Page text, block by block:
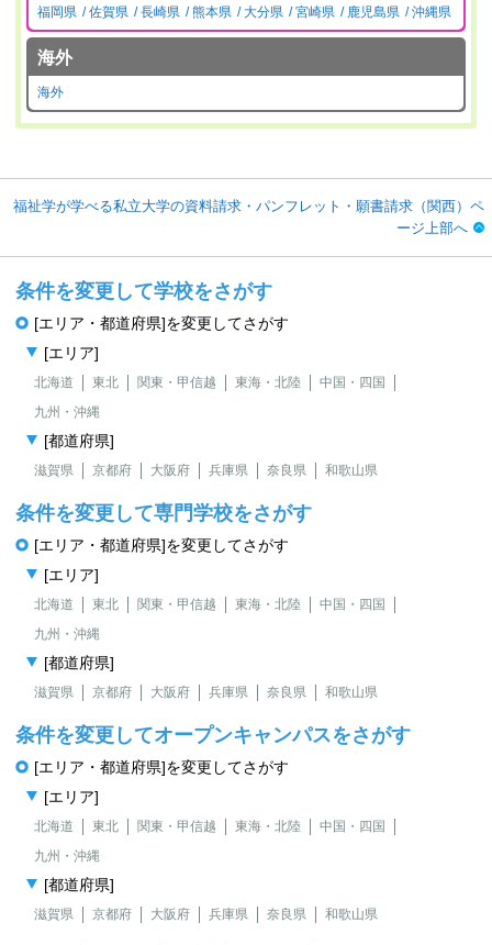
福岡県 佐賀県 長崎県 熊本県 大分県 宮崎県 鹿児島県 沖縄県
海外
海外
福祉学が学べる私立大学の資料請求・パンフレット・願書請求（関西）ペ
ージ上部へ
条件を変更して学校をさがす
[エリア・都道府県]を変更してさがす
[エリア]
北海道 東北 関東・甲信越 東海・北陸
中国・四国
九州・沖縄
[都道府県]
滋賀県 京都府 大阪府 兵庫県 奈良県 和歌山県
条件を変更して専門学校をさがす
[エリア・都道府県]を変更してさがす
[エリア]
北海道 東北 関東・甲信越 東海・北陸
中国・四国
九州・沖縄
[都道府県]
滋賀県 京都府 大阪府 兵庫県 奈良県 和歌山県
条件を変更してオープンキャンパスをさがす
[エリア・都道府県]を変更してさがす
[エリア]
北海道 東北 関東・甲信越 東海・北陸
中国・四国
九州・沖縄
[都道府県]
滋賀県 京都府 大阪府 兵庫県 奈良県 和歌山県